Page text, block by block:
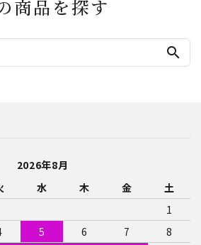
商品を探す
search
2026年8月
水 木 金
土
1
5 6 7
8